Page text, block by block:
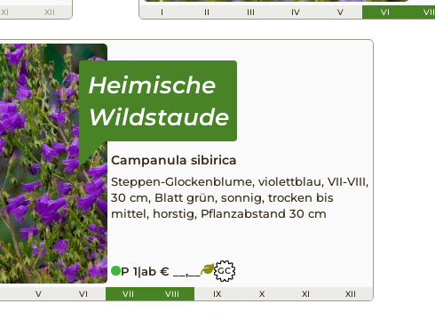
XI XII I II III IV V VI VII
Campanula sibirica
Steppen-Glockenblume, violettblau, VII-VIII,
30 cm, Blatt grün, sonnig, trocken bis
mittel, horstig, Pflanzabstand 30 cm
P 1|ab € __,__ GC
V VI VII VIII IX X XI XII